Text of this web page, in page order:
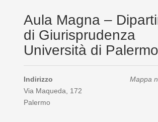
Aula Magna –
di Giurisprudenza
Università di Palermo
Mappa
Indirizzo
Via Maqueda, 172
Palermo